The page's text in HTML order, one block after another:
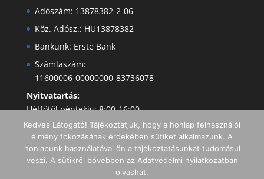
Adószám: 13878382-2-06
Köz. Adósz.: HU13878382
Bankunk: Erste Bank
Számlaszám:
11600006-00000000-83736078
Nyitvatartás:
Hétfőtől péntekig: 8:00-16:00
Kedves Látogató! Tájékoztatjuk, hogy a honlap felhasználói
élmény fokozásának érdekében sütiket alkalmazunk. A
honlapunk használatával ön a tájékoztatásunkat tudomásul
veszi. A sütikről bővebben az Adatvédelmi nyilatkozatban
olvashat.